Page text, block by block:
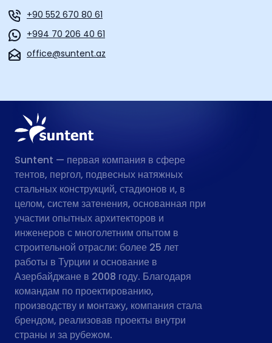
+90 552 670 80 61
+994 70 206 40 61
office@suntent.az
Suntent — первая компания в сфере
тентов, пергол, подвесных натяжных
стальных конструкций, стадионов и, в
целом, систем затенения, основанная при
участии опытных архитекторов и
инженеров с многолетним опытом в
строительной отрасли: более 25 лет
работы в Турции и основание в
Азербайджане в 2008 году. Благодаря
командам по проектированию,
производству и монтажу, компания стала
брендом, реализовав проекты внутри
страны и за рубежом.